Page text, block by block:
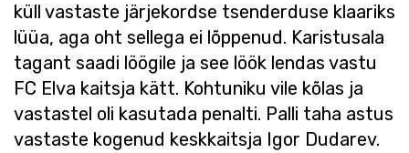
küll vastaste järjekordse tsenderduse klaariks
lüüa, aga oht sellega ei lõppenud. Karistusala
tagant saadi löögile ja see löök lendas vastu
FC Elva kaitsja kätt. Kohtuniku vile kõlas ja
vastastel oli kasutada penalti. Palli taha astus
vastaste kogenud keskkaitsja Igor Dudarev.